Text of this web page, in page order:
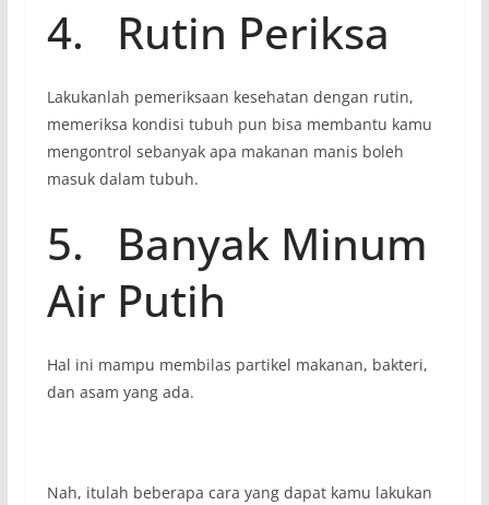
4. Rutin Periksa
Lakukanlah pemeriksaan kesehatan dengan rutin,
memeriksa kondisi tubuh pun bisa membantu kamu
mengontrol sebanyak apa makanan manis boleh
masuk dalam tubuh.
5. Banyak Minum
Air Putih
Hal ini mampu membilas partikel makanan, bakteri,
dan asam yang ada.
Nah, itulah beberapa cara yang dapat kamu lakukan